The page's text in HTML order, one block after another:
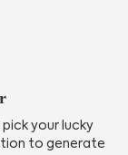
your lucky
to generate